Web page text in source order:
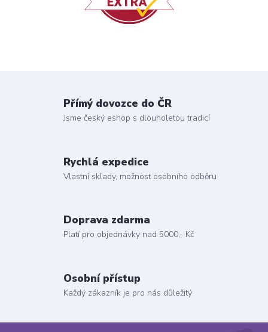
Přímý dovozce do ČR
Jsme český eshop s dlouholetou tradicí
Rychlá expedice
Vlastní sklady, možnost osobního odběru
Doprava zdarma
Platí pro objednávky nad 5000,- Kč
Osobní přístup
Každý zákazník je pro nás důležitý